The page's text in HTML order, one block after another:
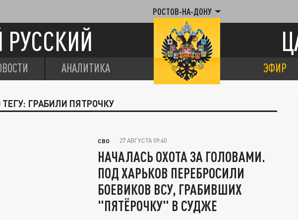
РОСТОВ-НА-ДОНУ
АНАЛИТИКА ЭФИР
ГРАБИЛИ ПЯТРОЧКУ
СВО 27 АВГУСТА 09:40
НАЧАЛАСЬ ОХОТА ЗА ГОЛОВАМИ.
ПОД ХАРЬКОВ ПЕРЕБРОСИЛИ
БОЕВИКОВ ВСУ, ГРАБИВШИХ
"ПЯТЁРОЧКУ" В СУДЖЕ